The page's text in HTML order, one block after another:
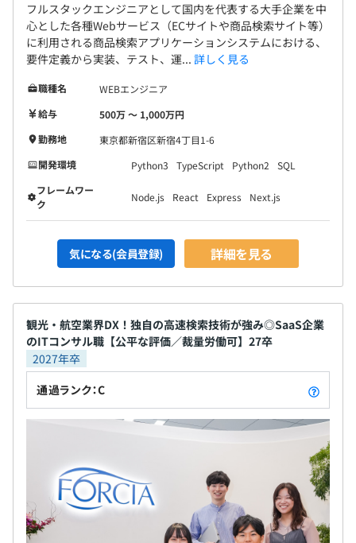
フルスタックエンジニアとして国内を代表する大手企業を中
心とした各種Webサービス（ECサイトや商品検索サイト等）
に利用される商品検索アプリケーションシステムにおける、
要件定義から実装、テスト、運... 詳しく見る
職種名
WEBエンジニア
給与
500万 〜 1,000万円
勤務地
東京都新宿区新宿4丁目1-6
開発環境
Python3 TypeScript Python2
SQL
フレームワー
ク
Node.js React Express Next.js
気になる(会員登録) 詳細を見る
観光・航空業界DX！独自の高速検索技術が強み◎SaaS企業
のITコンサル職【公平な評価／裁量労働可】27卒
2027年卒
通過ランク：C